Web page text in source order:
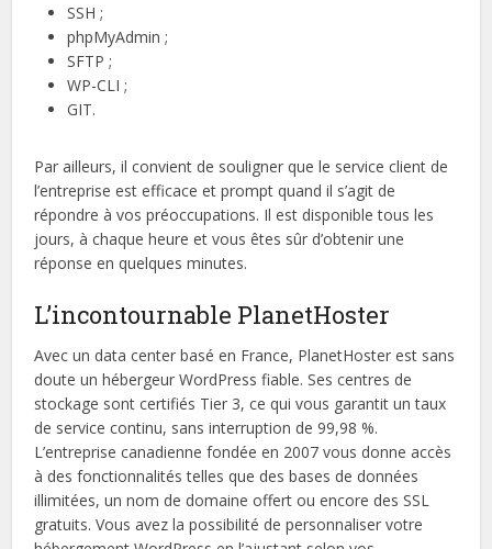
SSH ;
phpMyAdmin ;
SFTP ;
WP-CLI ;
GIT.
Par ailleurs, il convient de souligner que le service client de
l’entreprise est efficace et prompt quand il s’agit de
répondre à vos préoccupations. Il est disponible tous les
jours, à chaque heure et vous êtes sûr d’obtenir une
réponse en quelques minutes.
L’incontournable PlanetHoster
Avec un data center basé en France, PlanetHoster est sans
doute un hébergeur WordPress fiable. Ses centres de
stockage sont certifiés Tier 3, ce qui vous garantit un taux
de service continu, sans interruption de 99,98 %.
L’entreprise canadienne fondée en 2007 vous donne accès
à des fonctionnalités telles que des bases de données
illimitées, un nom de domaine offert ou encore des SSL
gratuits. Vous avez la possibilité de personnaliser votre